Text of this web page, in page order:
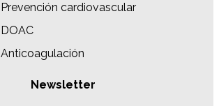
Prevención cardiovascular
DOAC
Anticoagulación
Newsletter